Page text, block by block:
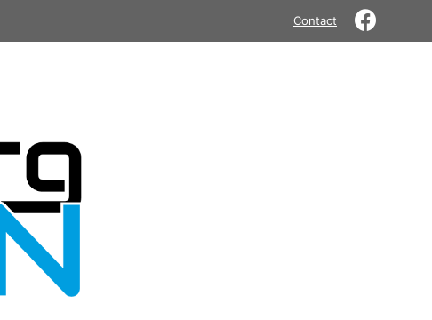
Contact